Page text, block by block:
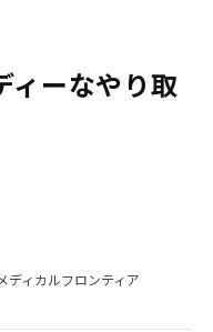
ィーなやり取
ディカルフロンティア